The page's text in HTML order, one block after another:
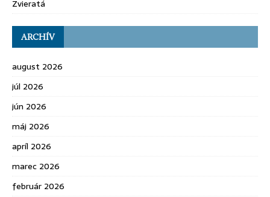
Zvieratá
ARCHÍV
august 2026
júl 2026
jún 2026
máj 2026
apríl 2026
marec 2026
február 2026